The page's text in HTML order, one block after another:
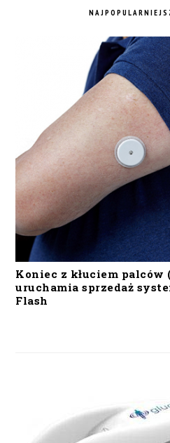
Koniec z kłuciem palców
uruchamia sprzedaż
Flash